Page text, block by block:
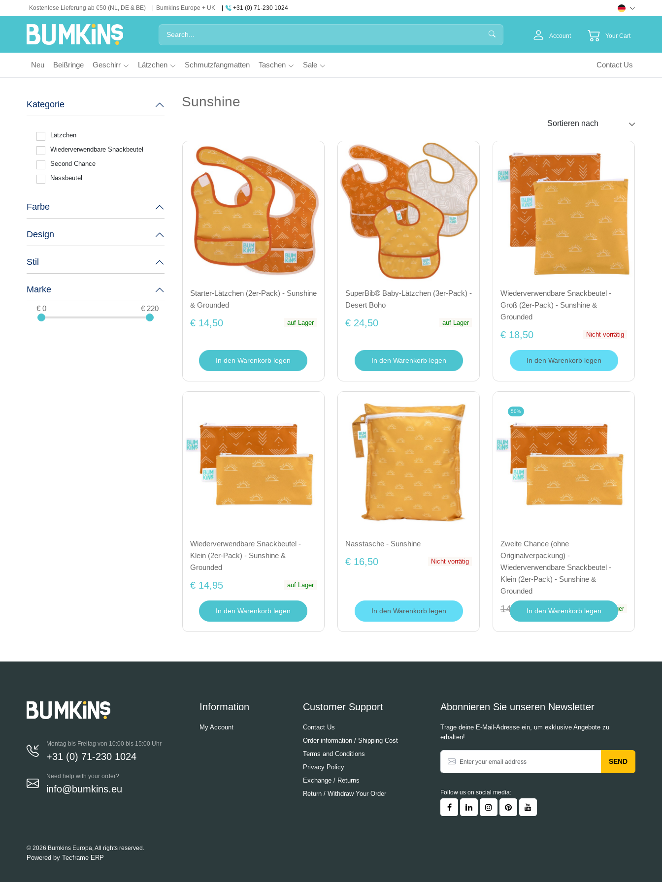
Kostenlose Lieferung ab €50 (NL, DE & BE) Bumkins Europe + UK +31 (0) 71-230 1024
Account Your Cart
Neu Beißringe Geschirr Lätzchen Schmutzfangmatten Taschen Sale Contact Us
Kategorie
Lätzchen
Wiederverwendbare Snackbeutel
Second Chance
Nassbeutel
Farbe
Design
Stil
Marke
€ 0 € 220
Sunshine
Starter-Lätzchen (2er-Pack) - Sunshine
& Grounded
€ 14,50 auf Lager
In den Warenkorb legen
SuperBib® Baby-Lätzchen (3er-Pack) -
Desert Boho
€ 24,50 auf Lager
In den Warenkorb legen
Wiederverwendbare Snackbeutel -
Groß (2er-Pack) - Sunshine &
Grounded
€ 18,50 Nicht vorrätig
In den Warenkorb legen
Wiederverwendbare Snackbeutel -
Klein (2er-Pack) - Sunshine &
Grounded
€ 14,95 auf Lager
In den Warenkorb legen
Nasstasche - Sunshine
€ 16,50 Nicht vorrätig
In den Warenkorb legen
50%
Zweite Chance (ohne
Originalverpackung) -
Wiederverwendbare Snackbeutel -
Klein (2er-Pack) - Sunshine &
Grounded
14.95 € 7,48 auf Lager
In den Warenkorb legen
Montag bis Freitag von 10:00 bis 15:00 Uhr
+31 (0) 71-230 1024
Need help with your order?
info@bumkins.eu
Information
My Account
Customer Support
Contact Us
Order information / Shipping Cost
Terms and Conditions
Privacy Policy
Exchange / Returns
Return / Withdraw Your Order
Abonnieren Sie unseren Newsletter
Trage deine E-Mail-Adresse ein, um exklusive Angebote zu
erhalten!
SEND
Follow us on social media:
© 2026 Bumkins Europa, All rights reserved.
Powered by Tecframe ERP